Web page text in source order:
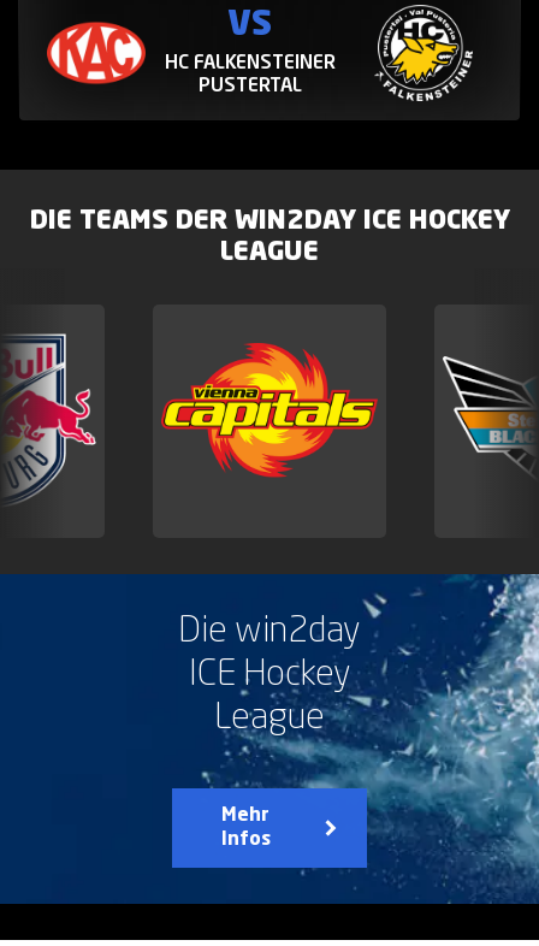
VS
HC FALKENSTEINER
PUSTERTAL
DIE TEAMS DER WIN2DAY ICE HOCKEY
LEAGUE
Die win2day
ICE Hockey
League
Mehr
Infos